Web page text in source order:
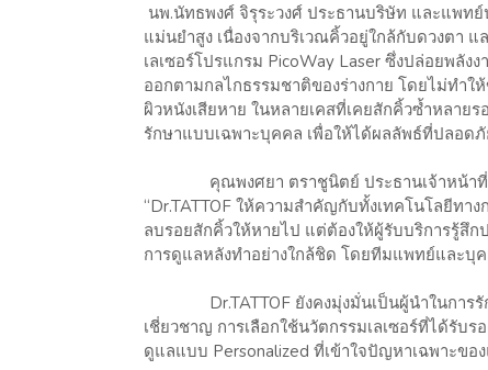
นพ.นัทธพงศ์ จิรุระวงศ์ ประธานบริษัท และแพทย์
แม่นยำสูง เนื่องจากบริเวณคิ้วอยู่ใกล้กับดวงตา
เลเซอร์โปรแกรม PicoWay Laser ซึ่งปล่อยพลัง
ออกตามกลไกธรรมชาติของร่างกาย โดยไม่ทำใ
ผิวหนังเสียหาย ในหลายเคสที่เคยสักคิ้วซ้ำหลาย
รักษาแบบเฉพาะบุคคล เพื่อให้ได้ผลลัพธ์ที่ปลอด
คุณพงศยา ตราชูนิตย์ ประธานเจ้าหน้าที่บริห
“Dr.TATTOF ให้ความสำคัญกับทั้งเทคโนโลยีท
ลบรอยสักคิ้วให้หายไป แต่ต้องให้ผู้รับบริการรู้สึ
การดูแลหลังทำอย่างใกล้ชิด โดยทีมแพทย์และบุค
Dr.TATTOF ยังคงมุ่งมั่นเป็นผู้นำในการรัก
เชี่ยวชาญ การเลือกใช้นวัตกรรมเลเซอร์ที่ได้รับ
ดูแลแบบ Personalized ที่เข้าใจปัญหาเฉพาะขอ